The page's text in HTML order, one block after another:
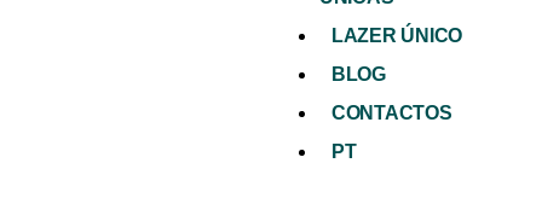
LAZER ÚNICO
BLOG
CONTACTOS
PT